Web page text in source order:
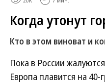
Когда утонут
Кто в этом виноват и
Пока в России
Европа плавится на 40-